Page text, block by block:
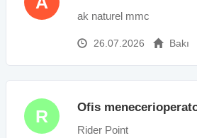
ak naturel mmc
26.07.2026 Bakı
R Ofis
Rider Point